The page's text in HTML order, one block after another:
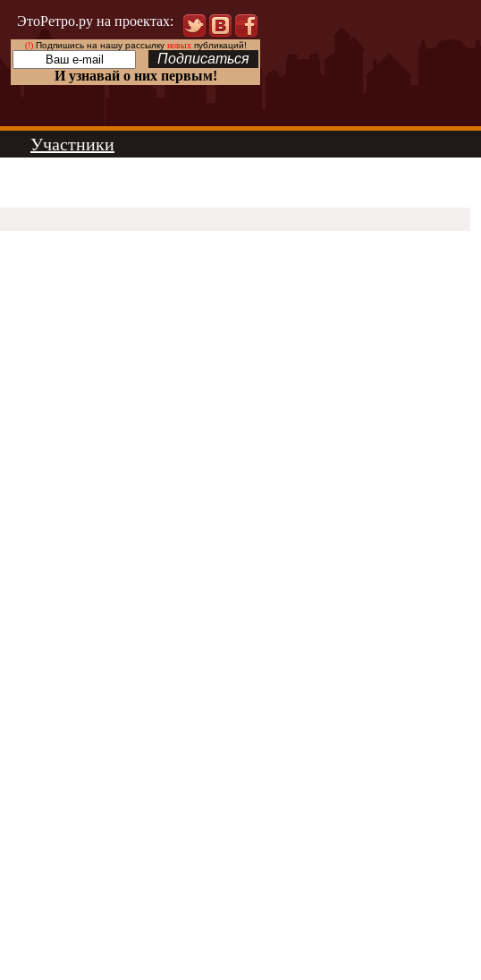
ЭтоРетро.ру на проектах:
(!)Подпишись на нашу рассылку новыхпубликаций!
И узнавай о них первым!
Участники